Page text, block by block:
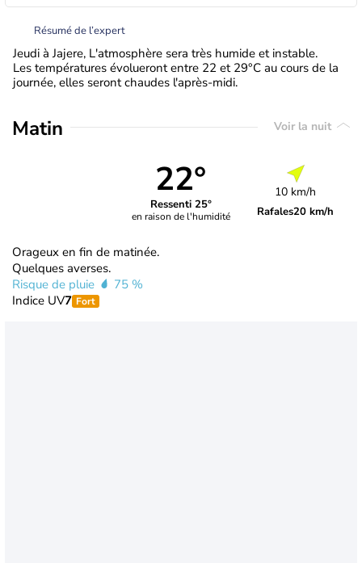
Résumé de l’expert
Jeudi à Jajere, L'atmosphère sera très humide et instable.
Les températures évolueront entre 22 et 29°C au cours de la
journée, elles seront chaudes l'après-midi.
Matin Voir la nuit
22°
Ressenti 25°
en raison de l'humidité
10 km/h
Rafales20 km/h
Orageux en fin de matinée.
Quelques averses.
Risque de pluie
75 %
Indice UV7 Fort